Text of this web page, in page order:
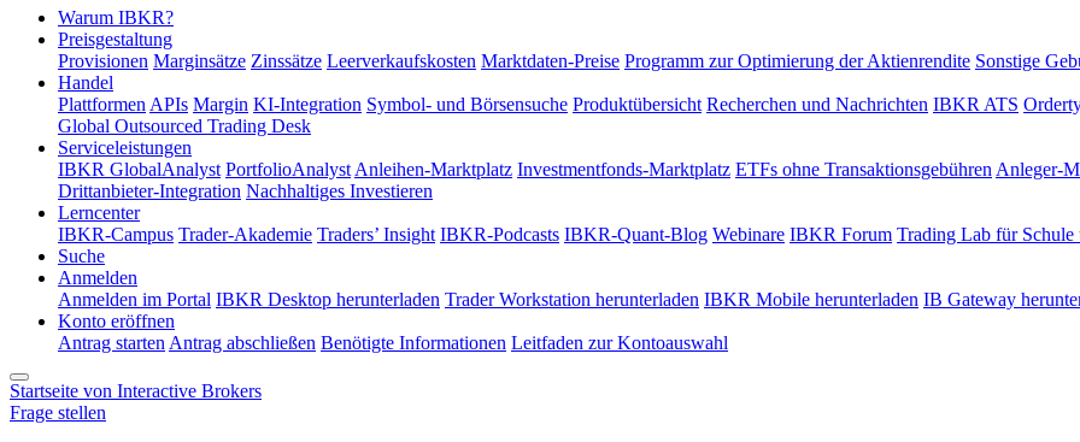
Warum IBKR?
Preisgestaltung
Provisionen Marginsätze Zinssätze Leerverkaufskosten Marktdaten-Preise Programm zur Optimierung der Aktienrendite Sonstige
Handel
Plattformen APIs Margin KI-Integration Symbol- und Börsensuche Produktübersicht Recherchen und Nachrichten IBKR ATS
Global Outsourced Trading Desk
Serviceleistungen
IBKR GlobalAnalyst PortfolioAnalyst Anleihen-Marktplatz Investmentfonds-Marktplatz ETFs ohne Transaktionsgebühren Anleger-
Drittanbieter-Integration Nachhaltiges Investieren
Lerncenter
IBKR-Campus Trader-Akademie Traders’ Insight IBKR-Podcasts IBKR-Quant-Blog Webinare IBKR Forum Trading Lab für Schule
Suche
Anmelden
Anmelden im Portal IBKR Desktop herunterladen Trader Workstation herunterladen IBKR Mobile herunterladen IB Gateway
Konto eröffnen
Antrag starten Antrag abschließen Benötigte Informationen Leitfaden zur Kontoauswahl
Startseite von Interactive Brokers
Frage stellen